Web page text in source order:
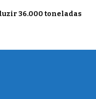
36.000 toneladas